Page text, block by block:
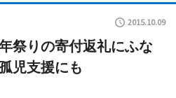
2015.10.09
祭りの寄付返礼にふな
児支援にも